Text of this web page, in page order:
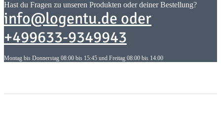
Hast du Fragen zu unseren Produkten oder deiner Bestellung?
info@logentu.de oder
+499633-9349943
Montag bis Donnerstag 08:00 bis 15:45 und Freitag 08:00 bis 14:00